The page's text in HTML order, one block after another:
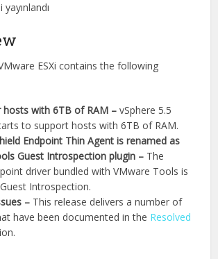
ESXi contains the following
hosts with 6TB of RAM –vSphere 5.5
to support hosts with 6TB of RAM.
Endpoint Thin Agent is renamed as
Guest Introspection plugin – The
driver bundled with VMware Tools is
Introspection.
– This release delivers a number of
have been documented in the Resolved